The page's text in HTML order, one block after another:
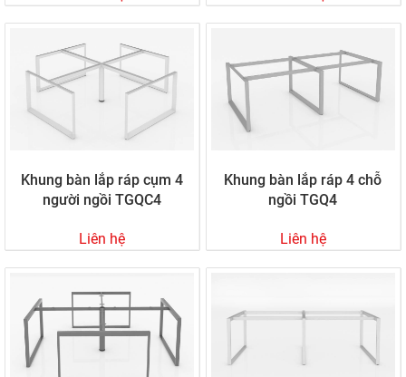
chế sai sót và vận chuyển, đảm bảo sản phẩm chất lượng, độ
bền cao, luôn được đón nhận từ niềm tin của khách hàng
Nội thất Hòa Phát hiện là một trong những nhà xưởng sản
xuất chân sắt, khung sắt uy tín, gia công chuyên nghiệp. Sản
phẩm tại Hòa Phát luôn đa dạng, không chỉ có chân bàn sắt
mà còn chân bàn làm việc tĩnh điện, tủ sắt,...nhiều mẫu mã đa
Nội thất Hòa Phát luôn đặt mong muốn của khách hàng là ưu
tiên hàng đầu. Chúng tôi luôn nỗ lực để đưa ra những mẫu
thiết kế nội thất hoàn hảo, đáp ứng đủ các tiêu chí đẹp, bền và
giá tốt để khách hàng sử dụng dịch vụ đẳng cấp nhất.
tốt? Đừng ngần ngại nhắn cho Hòa Phát ngay hôm nay.
Khung bàn lắp ráp cụm 4
người ngồi TGQC4
Liên hệ
Khung bàn lắp ráp 4 chỗ
ngồi TGQ4
Liên hệ